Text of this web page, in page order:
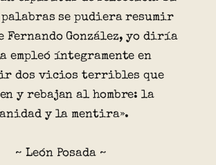
palabras se pudiera resumir
Fernando González, yo diría
empleó íntegramente en
dos vicios terribles que
y rebajan al hombre: la
y la mentira».
~ León Posada ~